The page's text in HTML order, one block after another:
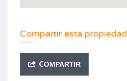
Compartir esta propiedad
COMPARTIR